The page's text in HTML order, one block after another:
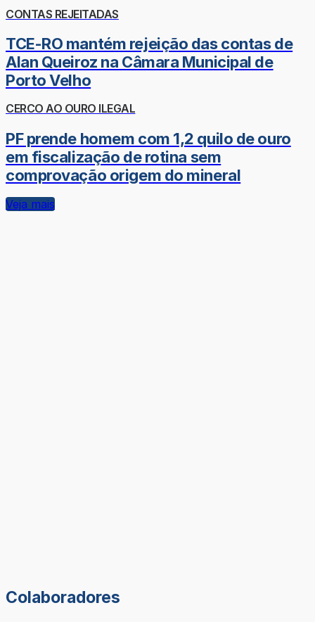
CONTAS REJEITADAS
TCE-RO mantém rejeição das contas de
Alan Queiroz na Câmara Municipal de
Porto Velho
CERCO AO OURO ILEGAL
PF prende homem com 1,2 quilo de ouro
em fiscalização de rotina sem
comprovação origem do mineral
Veja mais
Colaboradores